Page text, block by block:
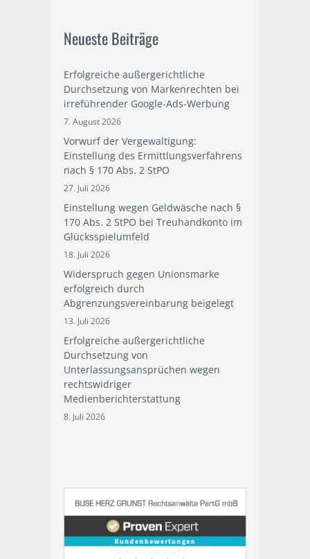
Neueste Beiträge
Erfolgreiche außergerichtliche
Durchsetzung von Markenrechten bei
irreführender Google-Ads-Werbung
7. August 2026
Vorwurf der Vergewaltigung:
Einstellung des Ermittlungsverfahrens
nach § 170 Abs. 2 StPO
27. Juli 2026
Einstellung wegen Geldwäsche nach §
170 Abs. 2 StPO bei Treuhandkonto im
Glücksspielumfeld
18. Juli 2026
Widerspruch gegen Unionsmarke
erfolgreich durch
Abgrenzungsvereinbarung beigelegt
13. Juli 2026
Erfolgreiche außergerichtliche
Durchsetzung von
Unterlassungsansprüchen wegen
rechtswidriger
Medienberichterstattung
8. Juli 2026